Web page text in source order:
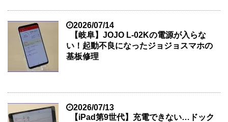
2026/07/14
【岐阜】JOJO L-02Kの電源が入らな
い！起動不良になったジョジョスマホの
基板修理
2026/07/13
【iPad第9世代】充電できない…ドック